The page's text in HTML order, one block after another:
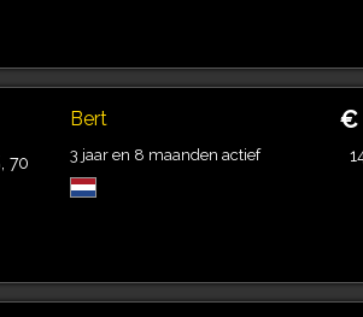
70
Bert
3 jaar en 8 maanden actief
€